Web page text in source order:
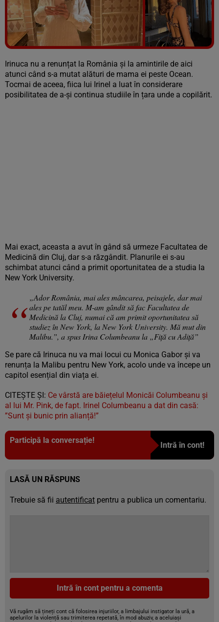
Vezi galeria foto
4 poze
Irinuca nu a renunțat la România și la amintirile de aici
atunci când s-a mutat alături de mama ei peste Ocean.
Tocmai de aceea, fiica lui Irinel a luat în considerare
posibilitatea de a-și continua studiile în țara unde a copilărit.
Mai exact, aceasta a avut în gând să urmeze Facultatea de
Medicină din Cluj, dar s-a răzgândit. Planurile ei s-au
schimbat atunci când a primit oportunitatea de a studia la
New York University.
„Ador România, mai ales mâncarea, peisajele, dar mai
ales pe tatăl meu. M-am gândit să fac Facultatea de
Medicină la Cluj, numai că am primit oportunitatea să
studiez în New York, la New York University. Mă mut din
Malibu.”, a spus Irina Columbeanu la „Fiță cu Adiță”
Se pare că Irinuca nu va mai locui cu Monica Gabor și va
renunța la Malibu pentru New York, acolo unde va începe un
capitol esențial din viața ei.
CITEȘTE ȘI: Ce vârstă are băiețelul Monicăi Columbeanu și
al lui Mr. Pink, de fapt. Irinel Columbeanu a dat din casă:
”Sunt și bunic prin alianță!”
Participă la conversație!
Intră în cont!
LASĂ UN RĂSPUNS
Trebuie să fii autentificat pentru a publica un comentariu.
Intră în cont pentru a comenta
Vă rugăm să țineți cont că folosirea injuriilor, a limbajului instigator la ură, a
apelurilor la violență sau trimiterea repetată, în mod abuziv, a aceluiași